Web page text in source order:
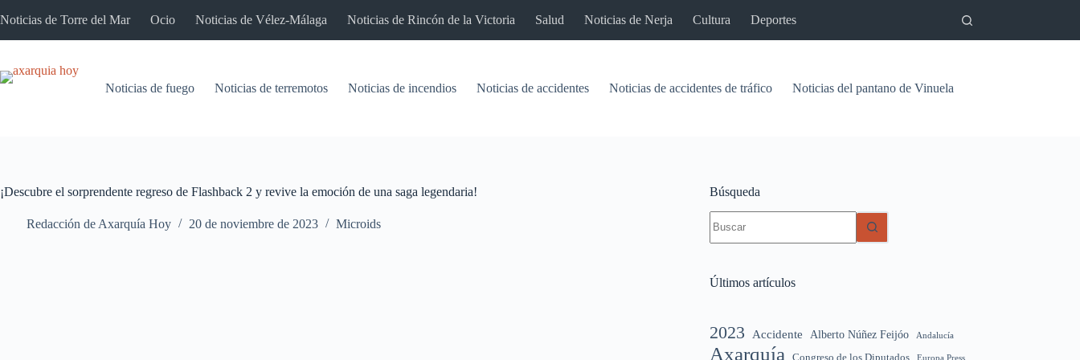
al
Noticias de Torre del Mar Ocio Noticias de Vélez-Málaga Noticias de Rincón de la Victoria Salud Noticias de Nerja Cultura Deportes
Noticias de fuego Noticias de terremotos Noticias de incendios Noticias de accidentes Noticias de accidentes de tráfico Noticias del pantano de Vinuela
¡Descubre el sorprendente regreso de Flashback 2 y revive la emoción de una saga legendaria!
Redacción de Axarquía Hoy 20 de noviembre de 2023 Microids
Búsqueda
resultados
Últimos artículos
2023 Accidente Alberto Núñez Feijóo Andalucía
Axarquía Congreso de los Diputados Europa Press